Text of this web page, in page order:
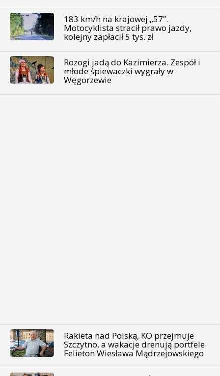
183 km/h na krajowej „57”.
Motocyklista stracił prawo jazdy,
kolejny zapłacił 5 tys. zł
Rozogi jadą do Kazimierza. Zespół i
młode śpiewaczki wygrały w
Węgorzewie
Rakieta nad Polską, KO przejmuje
Szczytno, a wakacje drenują portfele.
Felieton Wiesława Mądrzejowskiego